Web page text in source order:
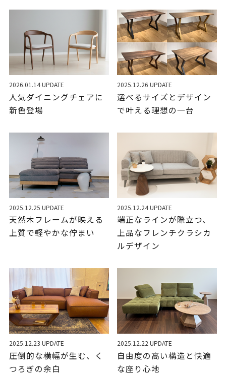
2026.01.14 UPDATE
人気ダイニングチェアに
新色登場
2025.12.26 UPDATE
選べるサイズとデザイン
で叶える理想の一台
2025.12.25 UPDATE
天然木フレームが映える
上質で軽やかな佇まい
2025.12.24 UPDATE
端正なラインが際立つ、
上品なフレンチクラシカ
ルデザイン
2025.12.23 UPDATE
圧倒的な横幅が生む、く
つろぎの余白
2025.12.22 UPDATE
自由度の高い構造と快適
な座り心地